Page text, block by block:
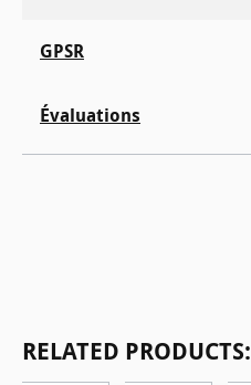
GPSR
Évaluations
RELATED PRODUCTS: